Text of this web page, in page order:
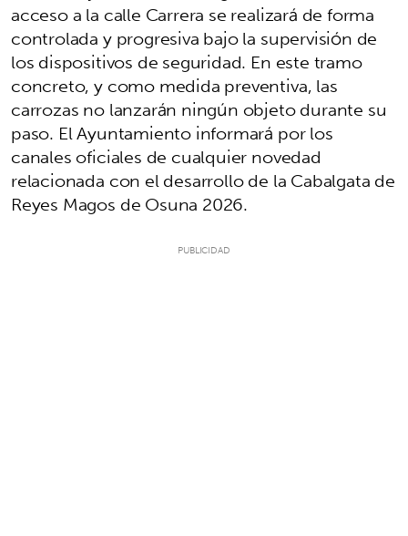
acceso a la calle Carrera se realizará de forma
controlada y progresiva bajo la supervisión de
los dispositivos de seguridad. En este tramo
concreto, y como medida preventiva, las
carrozas no lanzarán ningún objeto durante su
paso. El Ayuntamiento informará por los
canales oficiales de cualquier novedad
relacionada con el desarrollo de la Cabalgata de
Reyes Magos de Osuna 2026.